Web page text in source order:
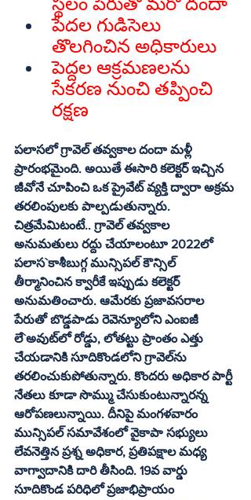
పేదల గుడిసెలు
తొలగించిన అధికారులు
పెద్దల ఆక్రమణలను
సేకరణ నుంచి తప్పించి
రక్షణ
పలాసలో గ్రావెల్‌ తవ్వకాల దందా మళ్లీ
ప్రారంభమైంది. అయితే ఈసారి కలెక్టర్‌ ఇచ్చిన
జీవోనే చూపించి ఒక ప్రైవేట్‌ వ్యక్తి ద్వారా అక్రమ
తరలింపులకు పాల్పడుతున్నారు.
చిత్రమేమిటంటే.. గ్రావెల్‌ తవ్వకాల
అనుమతులు రద్దు చేయాలంటూ 2022లో
పలాస`కాశీబుగ్గ మున్సిపల్‌ కౌన్సిల్‌
తీర్మానించిన క్వారీకే ఇప్పుడు కలెక్టర్‌
అనుమతించారు. ఆమేరకు ప్రజావసరాల
పేరుతో బొడ్డపాడు రెవెన్యూలోని ఎంఐజీ
లే`అవుట్‌లో రోడ్డు, లోతట్టు ప్రాంతం ఎత్తు
చేయడానికి సూదికొండలోని గ్రావెల్‌ను
తరలించుకుపోతున్నారు. కొందరు అధికార పార్టీ
నేతలు కూడా సొమ్ము చేసుకుంటున్నారన్న
ఆరోపణలున్నాయి. దీనిపై మంగళవారం
మున్సిపల్‌ సమావేశంలో వైకాపా సభ్యులు
లేవనెత్తిన ప్రశ్న అధికార, ప్రతిపక్షాల మధ్య
వాగ్వాదానికి దారి తీసింది. 19వ వార్డు
సూదికొండ పరిధిలో ప్రజాభిప్రాయం